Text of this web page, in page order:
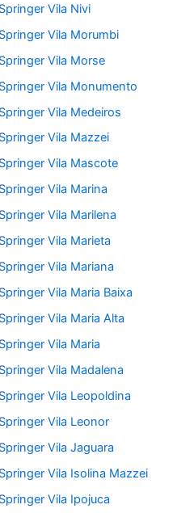
Vila Nivi
Vila Morumbi
Vila Morse
Vila Monumento
Vila Medeiros
Vila Mazzei
Vila Mascote
Vila Marina
Vila Marilena
Vila Marieta
Vila Mariana
Vila Maria Baixa
Vila Maria Alta
Vila Maria
Vila Madalena
Vila Leopoldina
Vila Leonor
Vila Jaguara
Vila Isolina Mazzei
Vila Ipojuca